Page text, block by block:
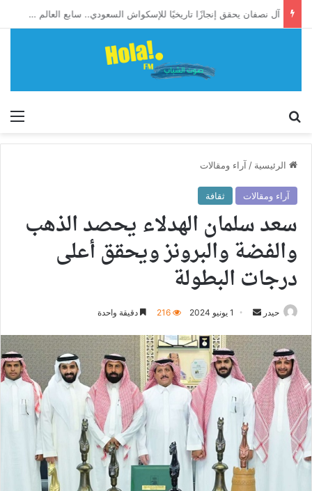
آل نصفان يحقق إنجازًا تاريخيًا للإسكواش السعودي.. سابع العالم وأول آسيوي يبلغ ربع نهائي بطولة العالم للشباب
الرئيسية / آراء ومقالات
آراء ومقالات ثقافة
سعد سلمان الهدلاء يحصد الذهب
والفضة والبرونز ويحقق أعلى
درجات البطولة
حيدر
أرسل
إلكترونيا
1 يونيو 2024 216 دقيقة واحدة